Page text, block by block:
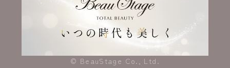
© BeauStage Co., Ltd.